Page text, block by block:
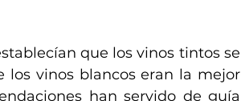
que los vinos tintos se
los vinos blancos eran la mejor
han servido de guía